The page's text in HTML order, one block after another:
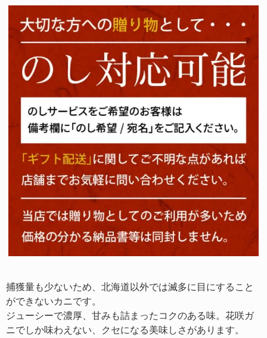
捕獲量も少ないため、北海道以外では滅多に目にすること
ができないカニです。
ジューシーで濃厚、甘みも詰まったコクのある味。花咲ガ
ニでしか味わえない、クセになる美味しさがあります。